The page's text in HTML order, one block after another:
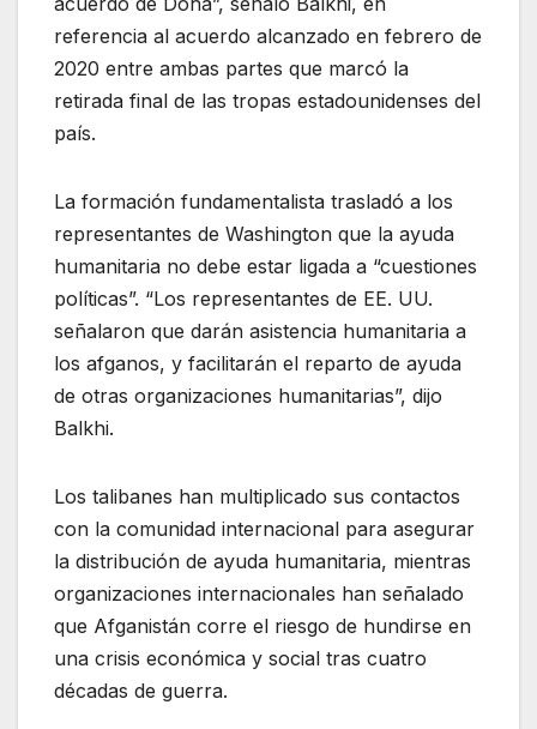
referencia al acuerdo alcanzado en febrero de
2020 entre ambas partes que marcó la
retirada final de las tropas estadounidenses del
país.
La formación fundamentalista trasladó a los
representantes de Washington que la ayuda
humanitaria no debe estar ligada a “cuestiones
políticas”. “Los representantes de EE. UU.
señalaron que darán asistencia humanitaria a
los afganos, y facilitarán el reparto de ayuda
de otras organizaciones humanitarias”, dijo
Balkhi.
Los talibanes han multiplicado sus contactos
con la comunidad internacional para asegurar
la distribución de ayuda humanitaria, mientras
organizaciones internacionales han señalado
que Afganistán corre el riesgo de hundirse en
una crisis económica y social tras cuatro
décadas de guerra.